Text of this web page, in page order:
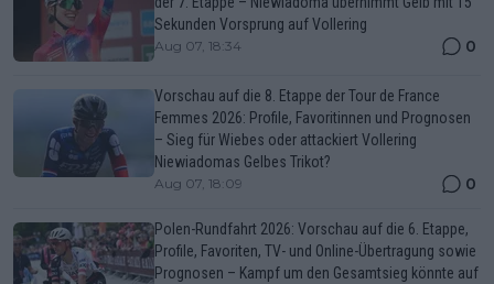
Sekunden Vorsprung auf Vollering
Aug 07, 18:34 0
Vorschau auf die 8. Etappe der Tour de France
Femmes 2026: Profile, Favoritinnen und Prognosen
– Sieg für Wiebes oder attackiert Vollering
Niewiadomas Gelbes Trikot?
Aug 07, 18:09 0
Polen-Rundfahrt 2026: Vorschau auf die 6. Etappe,
Profile, Favoriten, TV- und Online-Übertragung sowie
Prognosen – Kampf um den Gesamtsieg könnte auf